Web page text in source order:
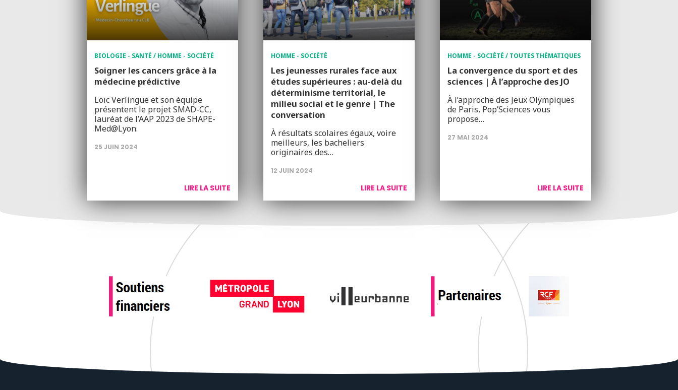
BIOLOGIE - SANTÉ / HOMME - SOCIÉTÉ
Soigner les cancers grâce à la
médecine prédictive
Loïc Verlingue et son équipe
présentent le projet SMAD-CC,
lauréat de l’AAP 2023 de SHAPE-
Med@Lyon.
25 JUIN 2024
LIRE LA SUITE
HOMME - SOCIÉTÉ
Les jeunesses rurales face aux
études supérieures : au-delà du
déterminisme territorial, le
milieu social et le genre | The
conversation
À résultats scolaires égaux, voire
meilleurs, les bacheliers
originaires des…
12 JUIN 2024
LIRE LA SUITE
HOMME - SOCIÉTÉ / TOUTES THÉMATIQUES
La convergence du sport et des
sciences | À l’approche des JO
À l’approche des Jeux Olympiques
de Paris, Pop’Sciences vous
propose…
27 MAI 2024
LIRE LA SUITE